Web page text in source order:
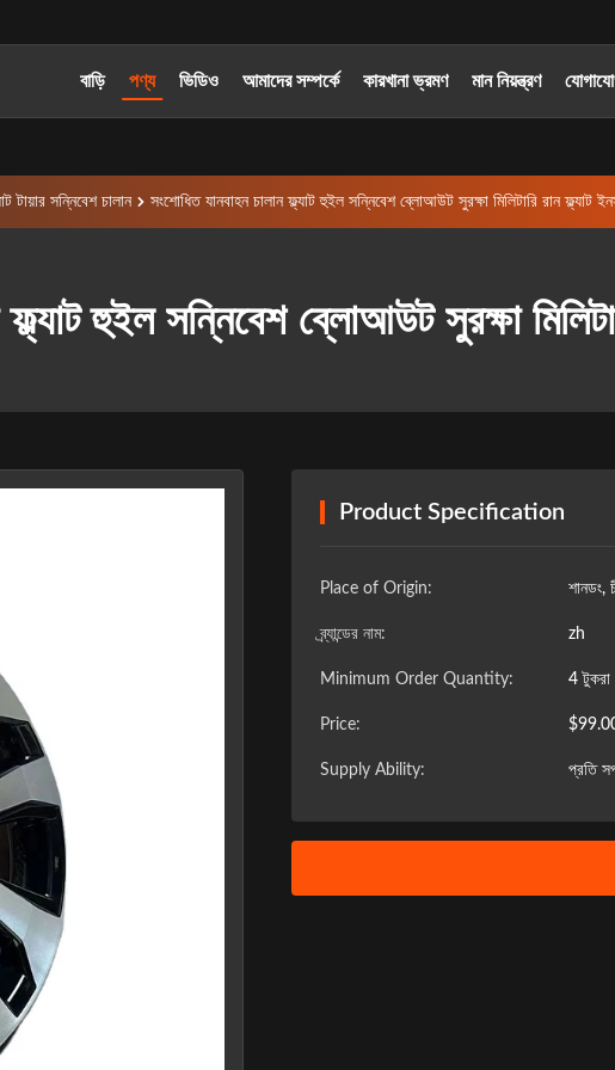
বাড়ি পণ্য ভিডিও আমাদের সম্পর্কে কারখানা ভ্রমণ মান নিয়ন্ত্রণ
টায়ার সন্নিবেশ চালান সংশোধিত যানবাহন চালান ফ্ল্যাট হুইল সন্নিবেশ ব্লোআউট সুরক্ষা মিলিটারি রান ফ্ল্যাট
হুইল সন্নিবেশ ব্লোআউট সুরক্ষা
Product Specification
Place of Origin: শানডং,
ব্র্যান্ডের নাম: zh
Minimum Order Quantity: 4 টুকরা
Price:
Supply Ability: প্রতি